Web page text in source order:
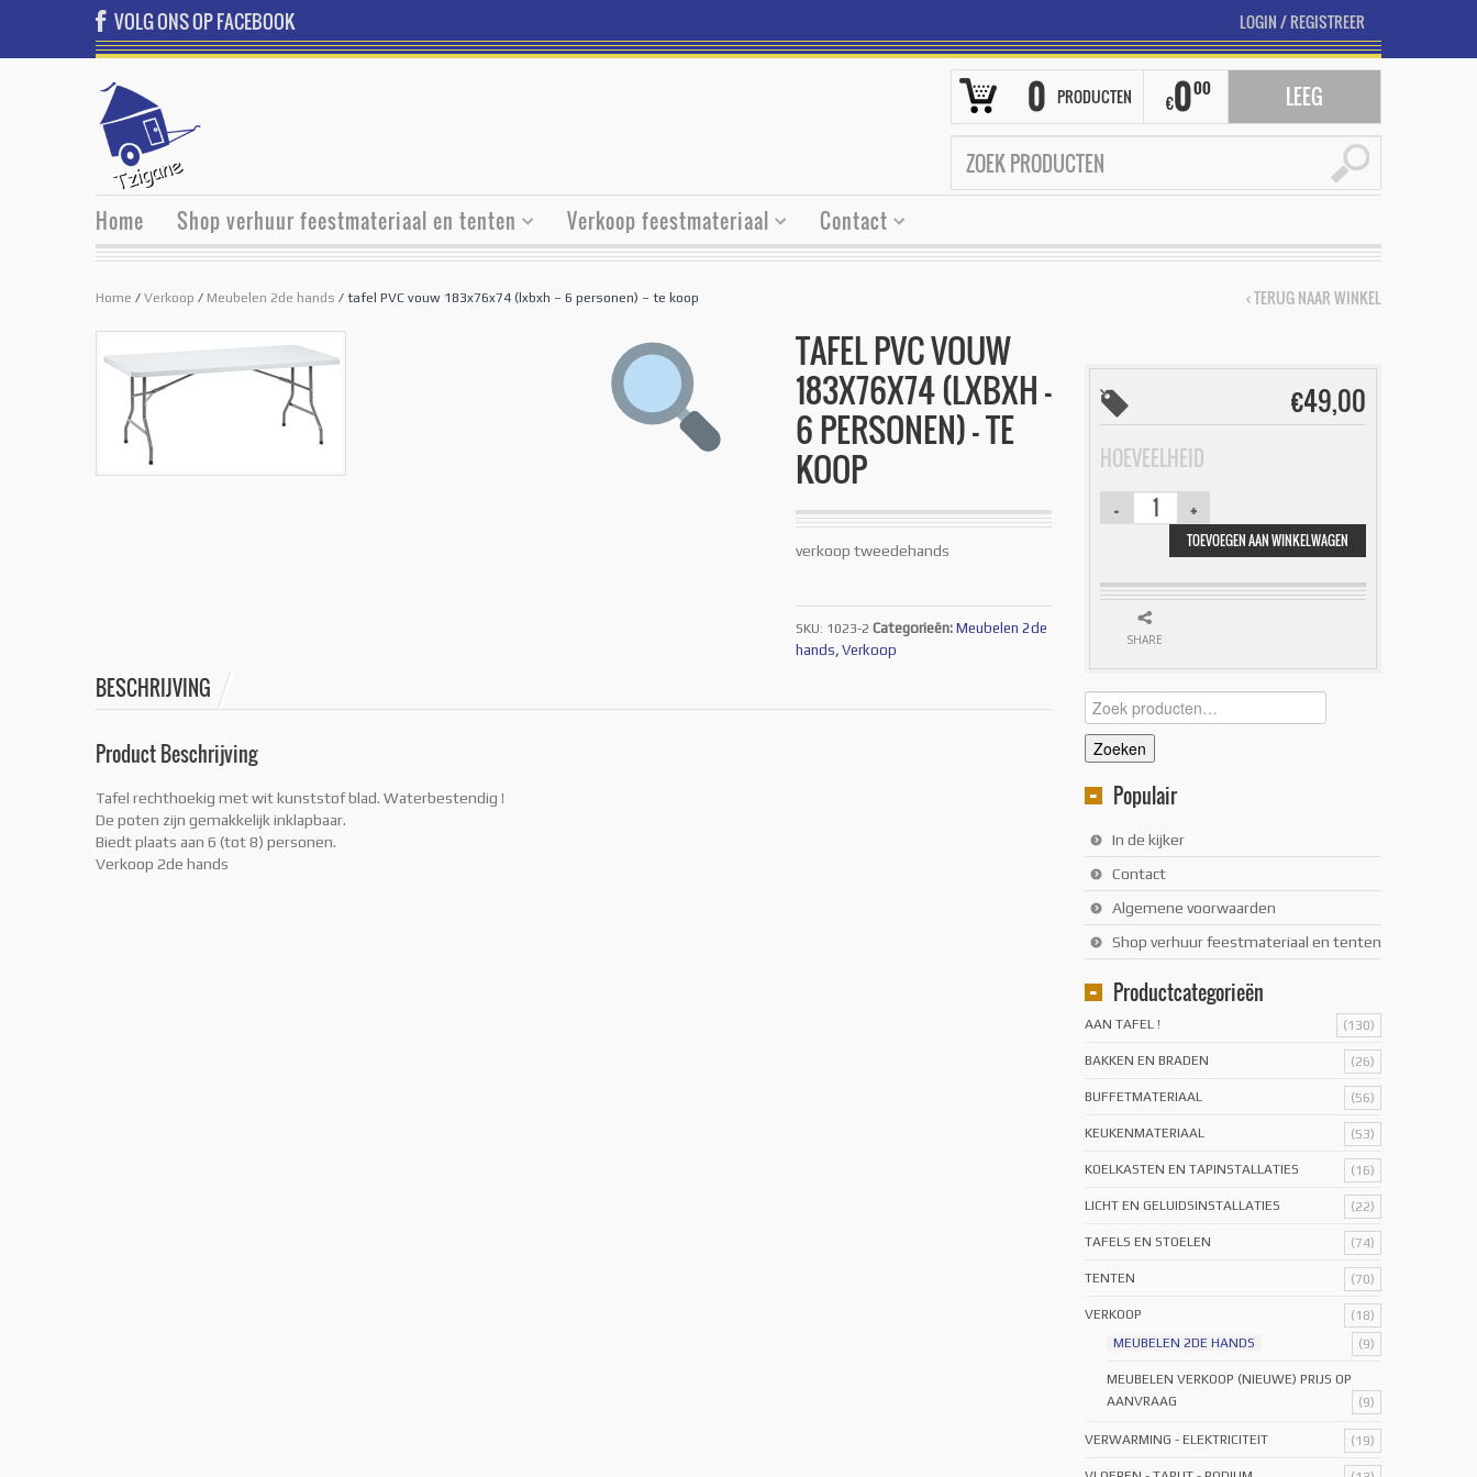
VOLG ONS OP FACEBOOK LOGIN/REGISTREER
0 PRODUCTEN €000 LEEG
Home Shop verhuur feestmateriaal en tenten Verkoop feestmateriaal Contact
Home / Verkoop / Meubelen 2de hands / tafel PVC vouw 183x76x74 (lxbxh – 6 personen) – te koop ‹ TERUG NAAR WINKEL
TAFEL PVC VOUW
183X76X74 (LXBXH –
6 PERSONEN) – TE
KOOP
verkoop tweedehands
SKU: 1023-2 Categorieën: Meubelen 2de
hands, Verkoop
BESCHRIJVING
Product Beschrijving
Tafel rechthoekig met wit kunststof blad. Waterbestendig !
De poten zijn gemakkelijk inklapbaar.
Biedt plaats aan 6 (tot 8) personen.
Verkoop 2de hands
€49,00
HOEVEELHEID
TOEVOEGEN AAN WINKELWAGEN
SHARE
Zoeken
naar:
Zoeken
Populair
In de kijker
Contact
Algemene voorwaarden
Shop verhuur feestmateriaal en tenten
Productcategorieën
AAN TAFEL ! (130)
BAKKEN EN BRADEN (26)
BUFFETMATERIAAL (56)
KEUKENMATERIAAL (53)
KOELKASTEN EN TAPINSTALLATIES (16)
LICHT EN GELUIDSINSTALLATIES (22)
TAFELS EN STOELEN (74)
TENTEN (70)
VERKOOP
(18)
MEUBELEN 2DE HANDS
(9)
MEUBELEN VERKOOP (NIEUWE) PRIJS OP
AANVRAAG
(9)
VERWARMING - ELEKTRICITEIT (19)